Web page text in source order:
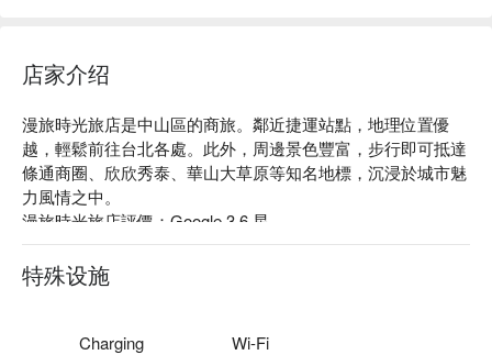
店家介绍
漫旅時光旅店是中山區的商旅。鄰近捷運站點，地理位置優
越，輕鬆前往台北各處。此外，周邊景色豐富，步行即可抵達
條通商圈、欣欣秀泰、華山大草原等知名地標，沉浸於城市魅
力風情之中。
漫旅時光旅店評價：Google 3.6 星
漫旅時光旅店推薦：地點便利，公共空間寬敞舒適，盡情享受
休憩每一刻。自然採光設計，各式房型營造明亮宜人氛圍，旅
人能在此放鬆身心，無論是休憩、度假，還是商務出差，皆能
漫旅時光旅店優惠、漫旅時光旅店住宿方案、漫旅時光旅店休
特殊设施
Charging Wi-Fi